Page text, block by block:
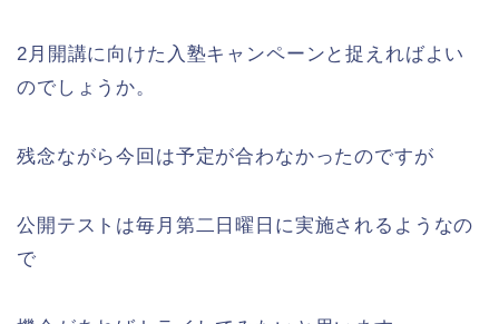
2月開講に向けた入塾キャンペーンと捉えればよい
のでしょうか。
残念ながら今回は予定が合わなかったのですが
公開テストは毎月第二日曜日に実施されるようなの
で